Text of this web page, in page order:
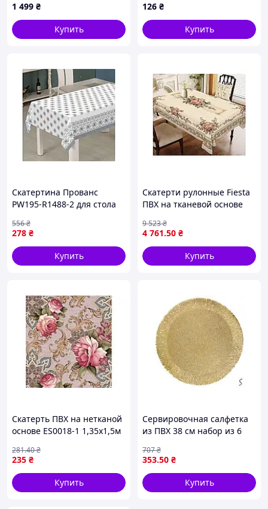
1 499 ₴
Купить
126 ₴
Купить
Скатертина Прованс
PW195-R1488-2 для стола
защитой ПВХ 100%
полиэстер
278 ₴
556₴
Купить
Скатерти рулонные Fiesta
ПВХ на тканевой основе
STENSON
4 761.50 ₴
9 523₴
Купить
Скатерть ПВХ на нетканой
основе ES0018-1 1,35x1,5м
235 ₴
281.40₴
Купить
Сервировочная салфетка
из ПВХ 38 см набор из 6
стола на праздник и
повседневные
мероприятия
353.50 ₴
707₴
Купить